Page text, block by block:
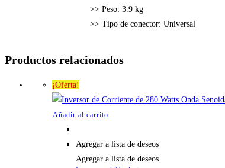
>> Peso: 3.9 kg
>> Tipo de conector: Universal
Productos relacionados
¡Oferta!
Añadir al carrito
Agregar a lista de deseos
Agregar a lista de deseos